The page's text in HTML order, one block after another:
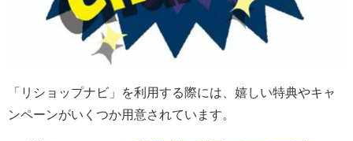
「リショップナビ」を利用する際には、嬉しい特典やキャ
ンペーンがいくつか用意されています。